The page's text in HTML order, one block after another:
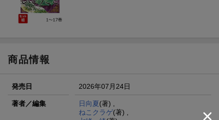
商品情報
発売日 2026年07月24日
著者／編集 日向夏(著) ,
ねこクラゲ(著) ,